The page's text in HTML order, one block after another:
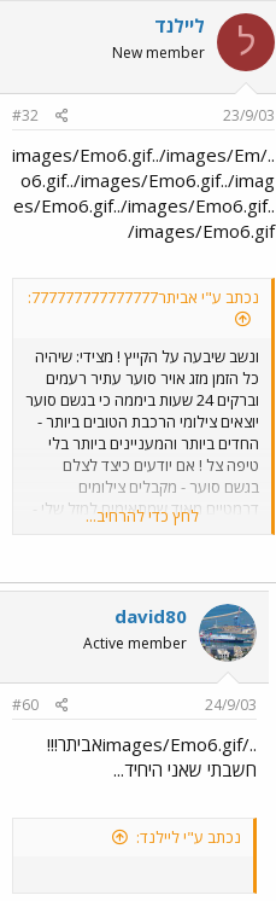
ל ליילנד
New member
23/9/03
#32
../images/Emo6.gif../images/Em
o6.gif../images/Emo6.gif../imag
es/Emo6.gif../images/Emo6.gif..
/images/Emo6.gif
נכתב ע"י אביתר777777777777777:
ונשב שיבעה על הקייץ ! מצידי: שיהיה
כל הזמן מזג אויר סוער עתיר רעמים
וברקים 24 שעות ביממה כי בגשם סוער
יוצאים צילומי הרכבת הטובים ביותר -
החדים ביותר והמעניינים ביותר בלי
טיפה צל ! אם יודעים כיצד לצלם
בגשם סוער - מקבלים צילומים
דרמטיים מאוד שמתאימים למזל שלי -
- מזל סוער מאוד ! אבל הכי
!!! - זה האפטר-שייב הכי טוב שיש
! הלוואי ואפשר היה ללכוד את
הריח של האדמה אחרי הגשם -
לעשות ממנו תמצית, להוסיף
אלכוהול ולהריח אותו באמצע
יולי... !!!
לחץ כדי להרחיב...
david80
Active member
24/9/03
#60
../images/Emo6.gifאביתר!!!
חשבתי שאני היחיד...
נכתב ע"י ליילנד: